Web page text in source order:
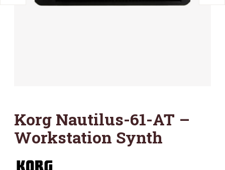
Korg Nautilus-61-AT –
Workstation Synth